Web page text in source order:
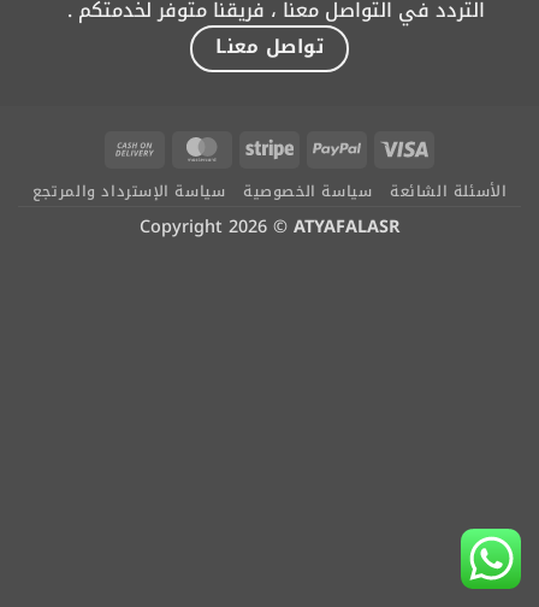
التردد في التواصل معنا ، فريقنا متوفر لخدمتكم .
تواصل معنـا
Visa
PayPal
Stripe
MasterCard
Delivery
الأسئلة الشائعة سياسة الخصوصية سياسة الإسترداد والمرتجع
Copyright 2026 ©ATYAFALASR